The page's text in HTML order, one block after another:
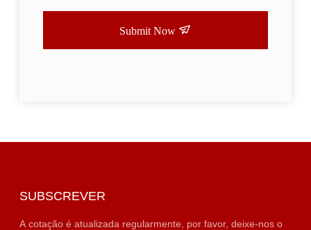
Submit Now
SUBSCREVER
A cotação é atualizada regularmente, por favor, deixe-nos o